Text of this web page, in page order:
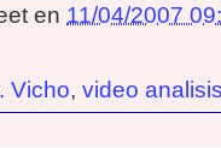
en 11/04/2007
Vicho,video